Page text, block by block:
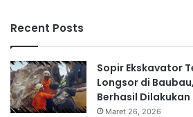
Recent Posts
Sopir Ekskavator
Longsor di
Berhasil Dilakukan
Maret 26, 2026